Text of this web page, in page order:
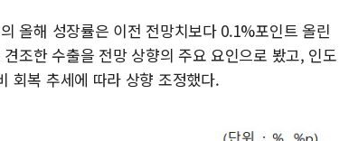
올해 성장률은 이전 전망치보다 0.1%포인트 올린
조한 수출을 전망 상향의 주요 요인으로 봤고, 인도
회복 추세에 따라 상향 조정했다.